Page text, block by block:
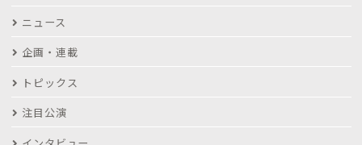
ニュース
企画・連載
トピックス
注目公演